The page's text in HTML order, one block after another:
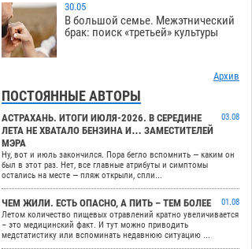
30.05
В большой семье. Межэтнический
брак: поиск «третьей» культуры
Архив
ПОСТОЯННЫЕ АВТОРЫ
АСТРАХАНЬ. ИТОГИ ИЮЛЯ-2026. В СЕРЕДИНЕ
ЛЕТА НЕ ХВАТАЛО БЕНЗИНА И… ЗАМЕСТИТЕЛЕЙ
МЭРА
03.08
Ну, вот и июль закончился. Пора бегло вспомнить — каким он
был в этот раз. Нет, все главные атрибуты и симптомы
остались на месте — пляж открыли, спли...
ЧЕМ ЖИЛИ. ЕСТЬ ОПАСНО, А ПИТЬ – ТЕМ БОЛЕЕ
01.08
Летом количество пищевых отравлений кратно увеличивается
– это медицинский факт. И тут можно приводить
медстатистику или вспоминать недавнюю ситуацию ...